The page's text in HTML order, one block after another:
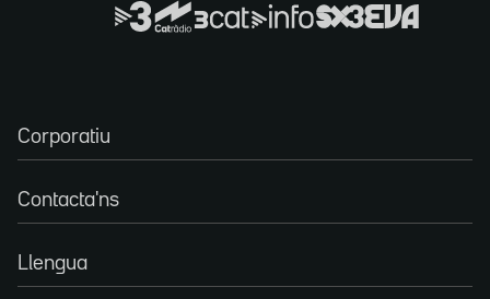
Corporatiu
Contacta'ns
Llengua